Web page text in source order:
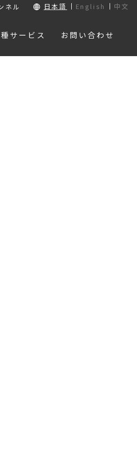
ネル 日本語 English 中文
サービス お問い合わせ